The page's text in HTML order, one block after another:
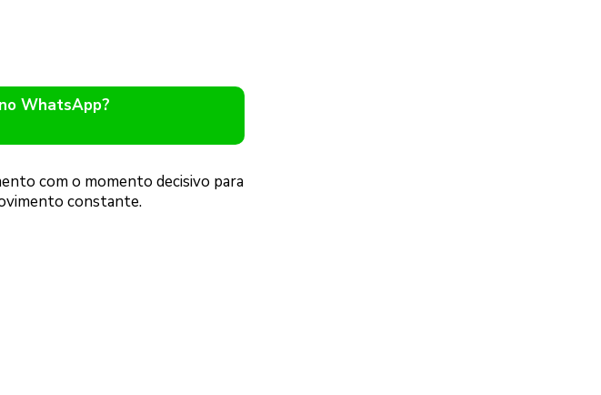
WhatsApp?
com o momento decisivo para
constante.